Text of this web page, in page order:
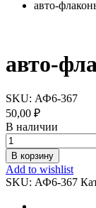
авто-
авто-
SKU: АФ6-367
50,00 ₽
В наличии
авто-
флаконы
6
мл
(АФ6-
367)
В корзину
Add to wishlist
SKU: АФ6-367